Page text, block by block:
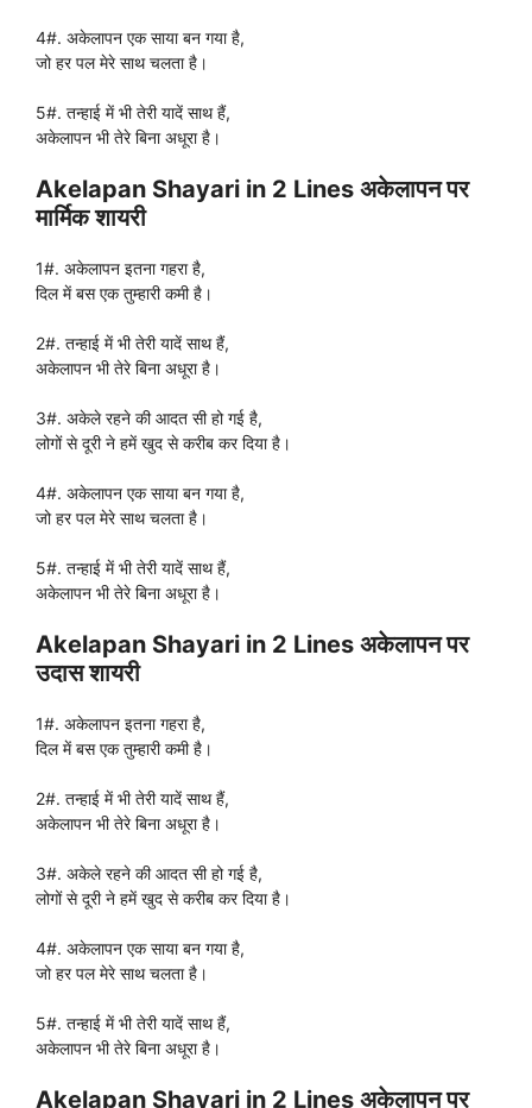
4#. अकेलापन एक साया बन गया है,
जो हर पल मेरे साथ चलता है।
5#. तन्हाई में भी तेरी यादें साथ हैं,
अकेलापन भी तेरे बिना अधूरा है।
Akelapan Shayari in 2 Lines अकेलापन पर
मार्मिक शायरी
1#. अकेलापन इतना गहरा है,
दिल में बस एक तुम्हारी कमी है।
2#. तन्हाई में भी तेरी यादें साथ हैं,
अकेलापन भी तेरे बिना अधूरा है।
3#. अकेले रहने की आदत सी हो गई है,
लोगों से दूरी ने हमें खुद से करीब कर दिया है।
4#. अकेलापन एक साया बन गया है,
जो हर पल मेरे साथ चलता है।
5#. तन्हाई में भी तेरी यादें साथ हैं,
अकेलापन भी तेरे बिना अधूरा है।
Akelapan Shayari in 2 Lines अकेलापन पर
उदास शायरी
1#. अकेलापन इतना गहरा है,
दिल में बस एक तुम्हारी कमी है।
2#. तन्हाई में भी तेरी यादें साथ हैं,
अकेलापन भी तेरे बिना अधूरा है।
3#. अकेले रहने की आदत सी हो गई है,
लोगों से दूरी ने हमें खुद से करीब कर दिया है।
4#. अकेलापन एक साया बन गया है,
जो हर पल मेरे साथ चलता है।
5#. तन्हाई में भी तेरी यादें साथ हैं,
अकेलापन भी तेरे बिना अधूरा है।
Akelapan Shayari in 2 Lines अकेलापन पर